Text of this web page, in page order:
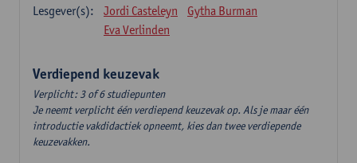
Lesgever(s):
Jordi Casteleyn
Gytha Burman
Eva Verlinden
Verdiepend keuzevak
Verplicht: 3 of 6 studiepunten
Je neemt verplicht één verdiepend keuzevak op. Als je maar één
introductie vakdidactiek opneemt, kies dan twee verdiepende
keuzevakken.